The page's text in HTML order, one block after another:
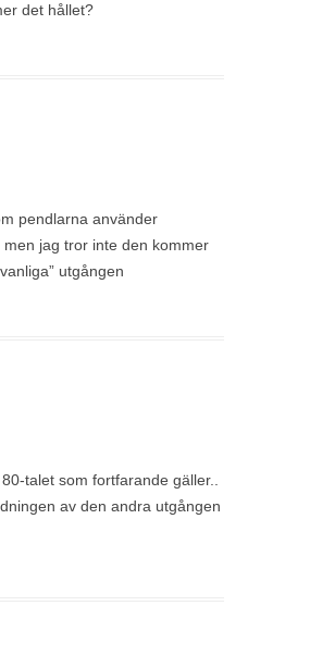
det hållet?
pendlarna använder
jag tror inte den kommer
utgången
talet som fortfarande gäller..
av den andra utgången